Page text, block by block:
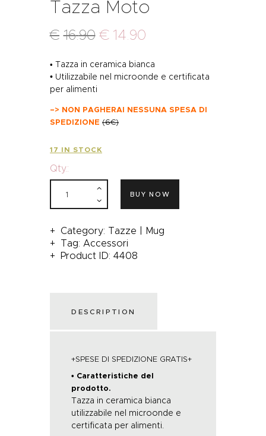
Tazza Moto
€ 16.90 € 14.90
• Tazza in ceramica bianca
• Utilizzabile nel microonde e certificata
per alimenti
–> NON PAGHERAI NESSUNA SPESA DI
SPEDIZIONE (6€)
17 IN STOCK
Qty.:
BUY NOW
Category: Tazze | Mug
Tag:Accessori
Product ID:4408
DESCRIPTION
+SPESE DI SPEDIZIONE GRATIS+
• Caratteristiche del
prodotto.
Tazza in ceramica bianca
utilizzabile nel microonde e
certificata per alimenti.